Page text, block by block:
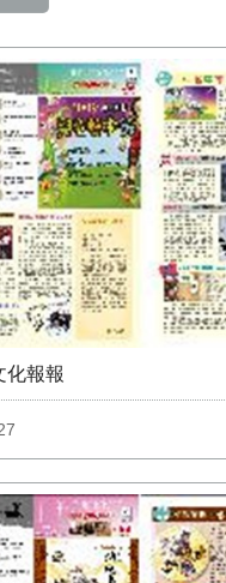
化報報